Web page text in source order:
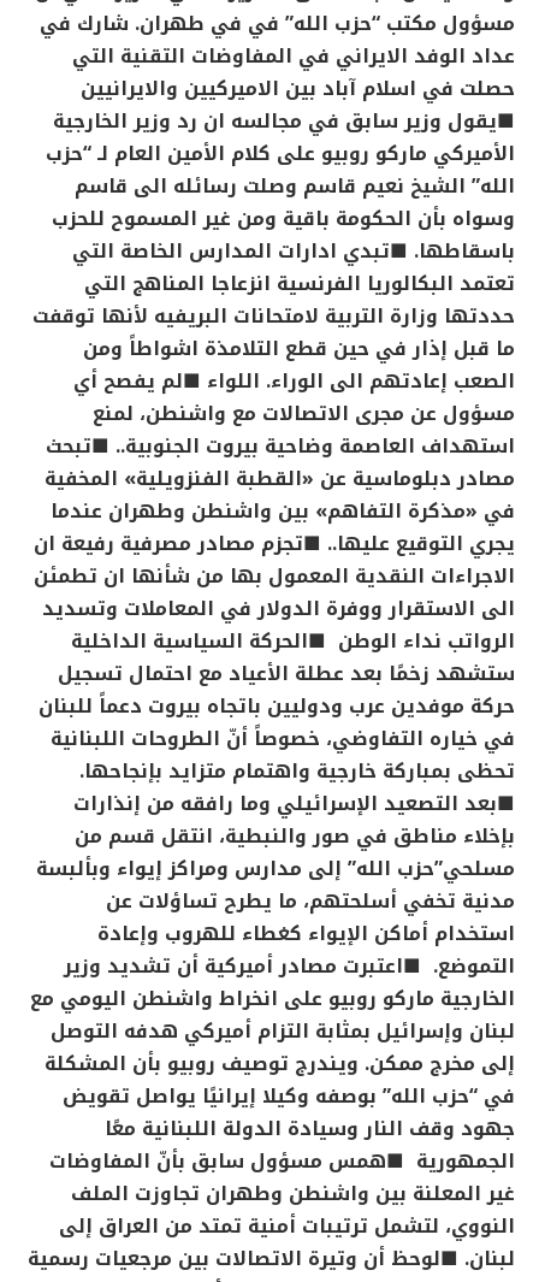
مسؤول مكتب “حزب الله” في في طهران. شارك في
عداد الوفد الايراني في المفاوضات التقنية التي
حصلت في اسلام آباد بين الاميركيين والايرانيين
■يقول وزير سابق في مجالسه ان رد وزير الخارجية
الأميركي ماركو روبيو على كلام الأمين العام لـ “حزب
الله” الشيخ نعيم قاسم وصلت رسائله الى قاسم
وسواه بأن الحكومة باقية ومن غير المسموح للحزب
باسقاطها. ■تبدي ادارات المدارس الخاصة التي
تعتمد البكالوريا الفرنسية انزعاجا المناهج التي
حددتها وزارة التربية لامتحانات البريفيه لأنها توقفت
ما قبل إذار في حين قطع التلامذة اشواطاً ومن
الصعب إعادتهم الى الوراء. اللواء ■لم يفصح أي
مسؤول عن مجرى الاتصالات مع واشنطن، لمنع
استهداف العاصمة وضاحية بيروت الجنوبية.. ■تبحث
مصادر دبلوماسية عن «القطبة الفنزويلية» المخفية
في «مذكرة التفاهم» بين واشنطن وطهران عندما
يجري التوقيع عليها.. ■تجزم مصادر مصرفية رفيعة ان
الاجراءات النقدية المعمول بها من شأنها ان تطمئن
الى الاستقرار ووفرة الدولار في المعاملات وتسديد
الرواتب نداء الوطن ■الحركة السياسية الداخلية
ستشهد زخمًا بعد عطلة الأعياد مع احتمال تسجيل
حركة موفدين عرب ودوليين باتجاه بيروت دعماً للبنان
في خياره التفاوضي، خصوصاً أنّ الطروحات اللبنانية
تحظى بمباركة خارجية واهتمام متزايد بإنجاحها.
■بعد التصعيد الإسرائيلي وما رافقه من إنذارات
بإخلاء مناطق في صور والنبطية، انتقل قسم من
مسلحي”حزب الله” إلى مدارس ومراكز إيواء وبألبسة
مدنية تخفي أسلحتهم، ما يطرح تساؤلات عن
استخدام أماكن الإيواء كغطاء للهروب وإعادة
التموضع. ■اعتبرت مصادر أميركية أن تشديد وزير
الخارجية ماركو روبيو على انخراط واشنطن اليومي مع
لبنان وإسرائيل بمثابة التزام أميركي هدفه التوصل
إلى مخرج ممكن. ويندرج توصيف روبيو بأن المشكلة
في “حزب الله” بوصفه وكيلا إيرانيًا يواصل تقويض
جهود وقف النار وسيادة الدولة اللبنانية معًا
الجمهورية ■همس مسؤول سابق بأنّ المفاوضات
غير المعلنة بين واشنطن وطهران تجاوزت الملف
النووي، لتشمل ترتيبات أمنية تمتد من العراق إلى
لبنان. ■لوحظ أن وتيرة الاتصالات بين مرجعيات رسمية